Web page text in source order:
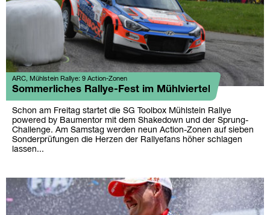
ARC, Mühlstein Rallye: 9 Action-Zonen
Sommerliches Rallye-Fest im Mühlviertel
Schon am Freitag startet die SG Toolbox Mühlstein Rallye
powered by Baumentor mit dem Shakedown und der Sprung-
Challenge. Am Samstag werden neun Action-Zonen auf sieben
Sonderprüfungen die Herzen der Rallyefans höher schlagen
lassen...